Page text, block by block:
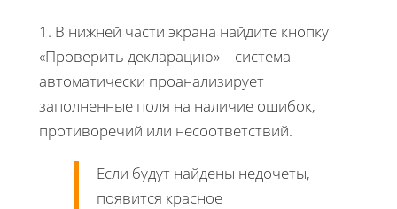
1. В нижней части экрана найдите кнопку
«Проверить декларацию» – система
автоматически проанализирует
заполненные поля на наличие ошибок,
противоречий или несоответствий.
Если будут найдены недочеты,
появится красное